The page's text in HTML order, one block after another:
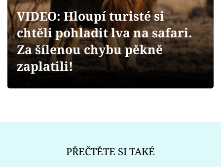
Videa
Sledujte prima+
VIDEO: Hloupí turisté si
chtěli pohladit lva na safari.
Za šílenou chybu pěkně
zaplatili!
PŘEČTĚTE SI TAKÉ